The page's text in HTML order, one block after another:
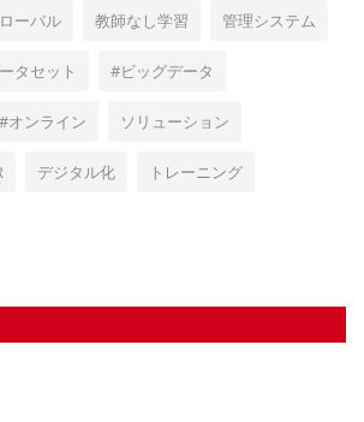
ーバル 教師なし学習 管理システム
タセット #ビッグデータ
#オンライン ソリューション
デジタル化 トレーニング